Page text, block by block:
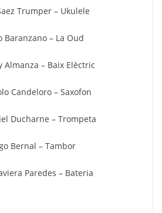
Trumper – Ukulele
Baranzano – La Oud
Almanza – Baix Elèctric
Candeloro – Saxofon
Ducharne – Trompeta
Bernal – Tambor
Paredes – Bateria